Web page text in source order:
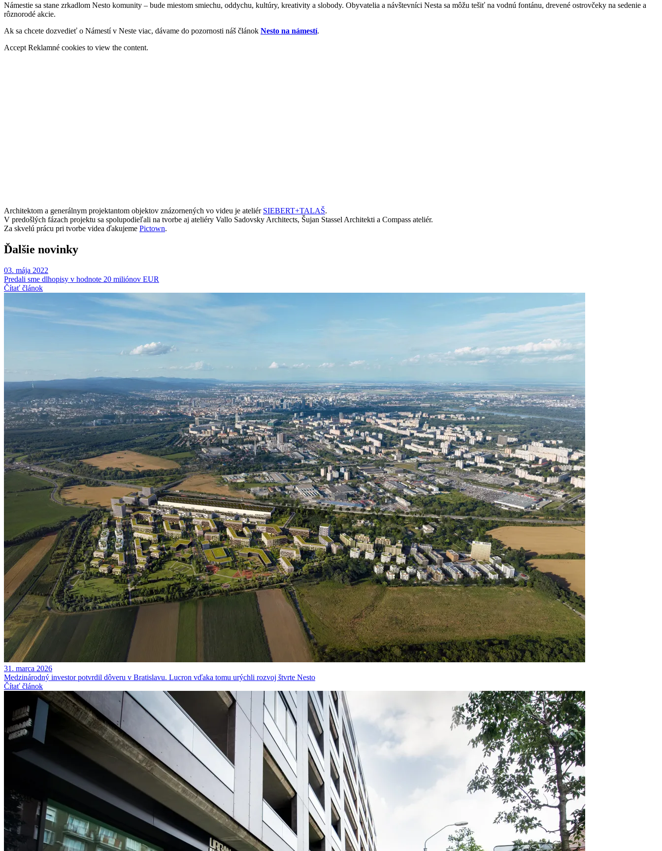
Námestie sa stane zrkadlom Nesto komunity – bude miestom smiechu, oddychu, kultúry, kreativity a slobody. Obyvatelia a návštevníci Nesta sa môžu tešiť na vodnú fontánu, drevené ostrovčeky na sedenie a
rôznorodé akcie.
Ak sa chcete dozvedieť o Námestí v Neste viac, dávame do pozornosti náš článok Nesto na námestí.
Accept Reklamné cookies to view the content.
Architektom a generálnym projektantom objektov znázornených vo videu je ateliér SIEBERT+TALAŠ.
V predošlých fázach projektu sa spolupodieľali na tvorbe aj ateliéry Vallo Sadovsky Architects, Šujan Stassel Architekti a Compass ateliér.
Za skvelú prácu pri tvorbe videa ďakujeme Pictown.
Ďalšie novinky
03. mája 2022
Predali sme dlhopisy v hodnote 20 miliónov EUR
Čítať článok
31. marca 2026
Medzinárodný investor potvrdil dôveru v Bratislavu. Lucron vďaka tomu urýchli rozvoj štvrte Nesto
Čítať článok